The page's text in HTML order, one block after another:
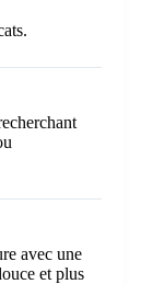
avec une
et plus